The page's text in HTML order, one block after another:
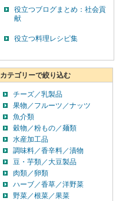
役立つブログまとめ：社会貢
献
役立つ料理レシピ集
カテゴリーで絞り込む
チーズ／乳製品
果物／フルーツ／ナッツ
魚介類
穀物／粉もの／麺類
水産加工品
調味料／香辛料／漬物
豆・芋類／大豆製品
肉類／卵類
ハーブ／香草／洋野菜
野菜／根菜／果菜